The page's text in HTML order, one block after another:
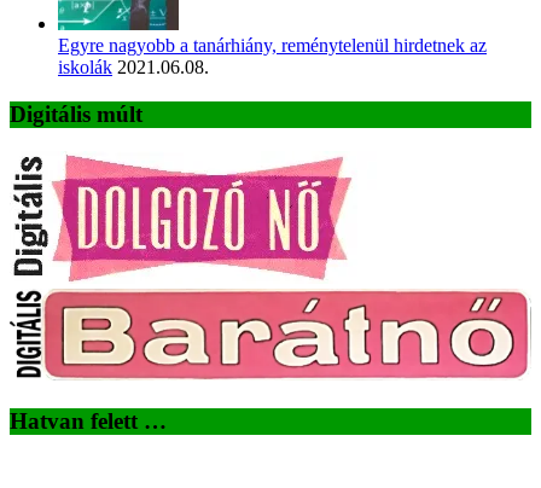
Egyre nagyobb a tanárhiány, reménytelenül hirdetnek az
iskolák 2021.06.08.
Digitális múlt
Hatvan felett …